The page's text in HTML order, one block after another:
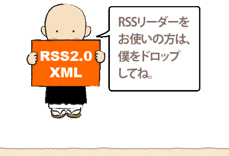
2011年7月(18)
2011年6月
2011年5月
(15)
2011年4月(17)
2011年3月(15)
2011年2月
2011年1月(22)
2010年12月(21)
2010年11月
2010年10月(13)
(16)
2010年6月(18)
新聞屋の道具箱
新聞社で使われる用語の解説など
makotoさんの御符内巡礼記
東京の巡礼記です
POLYHEDON
いろいろなことが書いてあるよ
bunchan
あちこち行って！
目白鍼灸院
日本人の繊細な体質にあわせた、やさしく気持ちよい鍼灸治療で
ほうげん日記